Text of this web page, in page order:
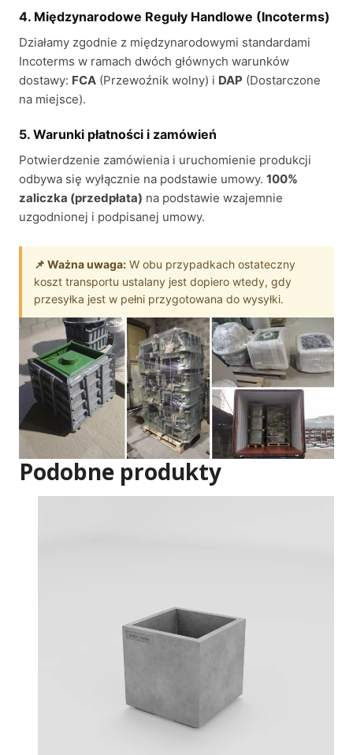
4. Międzynarodowe Reguły Handlowe (Incoterms)
Działamy zgodnie z międzynarodowymi standardami
Incoterms w ramach dwóch głównych warunków
dostawy: FCA (Przewoźnik wolny) i DAP (Dostarczone
na miejsce).
5. Warunki płatności i zamówień
Potwierdzenie zamówienia i uruchomienie produkcji
odbywa się wyłącznie na podstawie umowy. 100%
zaliczka (przedpłata) na podstawie wzajemnie
uzgodnionej i podpisanej umowy.
📌 Ważna uwaga: W obu przypadkach ostateczny
koszt transportu ustalany jest dopiero wtedy, gdy
przesyłka jest w pełni przygotowana do wysyłki.
Podobne produkty